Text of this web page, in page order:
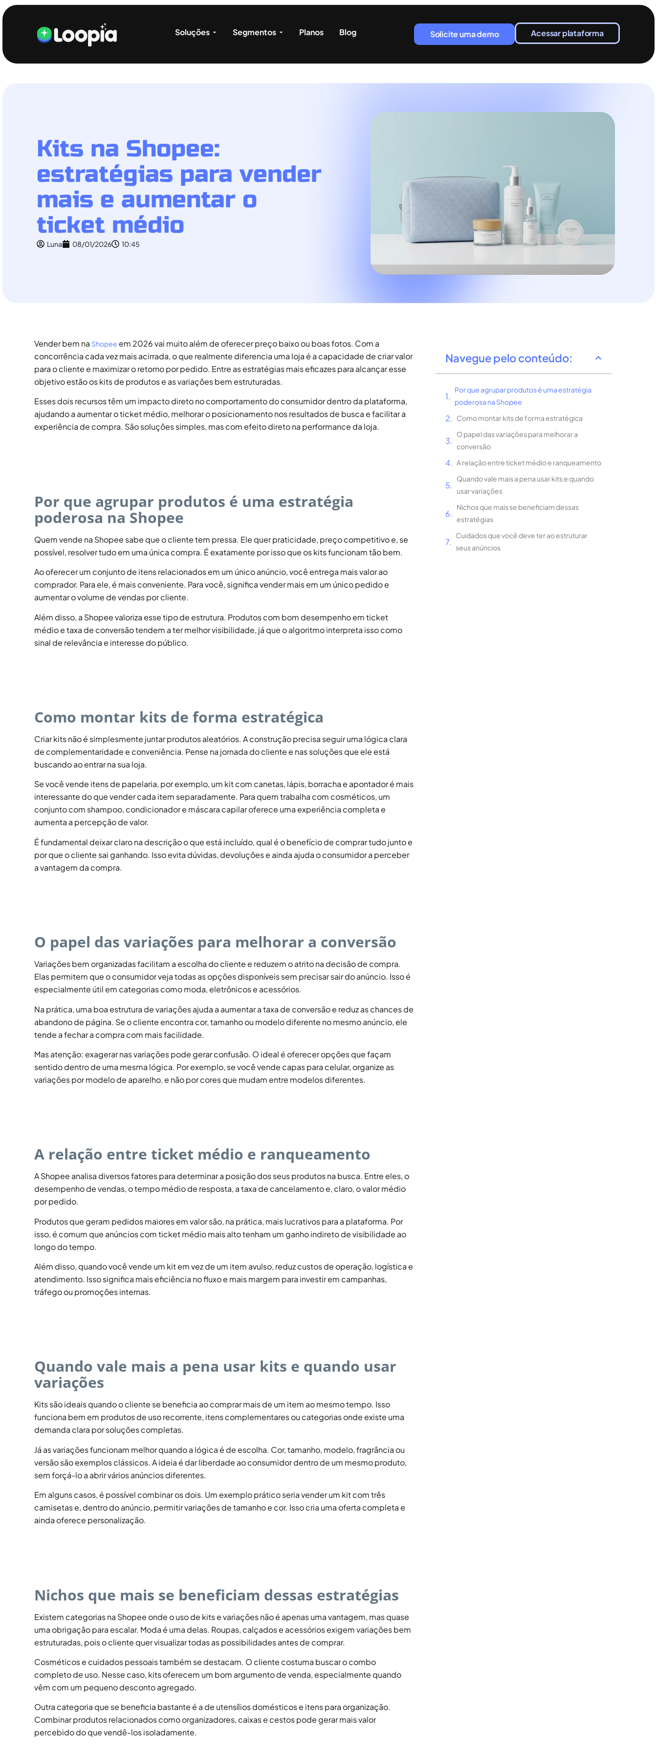
Soluções Segmentos Planos Blog Solicite uma demo Acessar plataforma
Kits na Shopee:
estratégias para vender
mais e aumentar o
ticket médio
Luna 08/01/2026 10:45
Navegue pelo conteúdo:
Por que agrupar produtos é uma estratégia
poderosa na Shopee
Como montar kits de forma estratégica
O papel das variações para melhorar a
conversão
A relação entre ticket médio e ranqueamento
Quando vale mais a pena usar kits e quando
usar variações
Nichos que mais se beneficiam dessas
estratégias
Cuidados que você deve ter ao estruturar
seus anúncios
Vender bem na Shopee em 2026 vai muito além de oferecer preço baixo ou boas fotos. Com a
concorrência cada vez mais acirrada, o que realmente diferencia uma loja é a capacidade de criar valor
para o cliente e maximizar o retorno por pedido. Entre as estratégias mais eficazes para alcançar esse
objetivo estão os kits de produtos e as variações bem estruturadas.
Esses dois recursos têm um impacto direto no comportamento do consumidor dentro da plataforma,
ajudando a aumentar o ticket médio, melhorar o posicionamento nos resultados de busca e facilitar a
experiência de compra. São soluções simples, mas com efeito direto na performance da loja.
Por que agrupar produtos é uma estratégia
poderosa na Shopee
Quem vende na Shopee sabe que o cliente tem pressa. Ele quer praticidade, preço competitivo e, se
possível, resolver tudo em uma única compra. É exatamente por isso que os kits funcionam tão bem.
Ao oferecer um conjunto de itens relacionados em um único anúncio, você entrega mais valor ao
comprador. Para ele, é mais conveniente. Para você, significa vender mais em um único pedido e
aumentar o volume de vendas por cliente.
Além disso, a Shopee valoriza esse tipo de estrutura. Produtos com bom desempenho em ticket
médio e taxa de conversão tendem a ter melhor visibilidade, já que o algoritmo interpreta isso como
sinal de relevância e interesse do público.
Como montar kits de forma estratégica
Criar kits não é simplesmente juntar produtos aleatórios. A construção precisa seguir uma lógica clara
de complementaridade e conveniência. Pense na jornada do cliente e nas soluções que ele está
buscando ao entrar na sua loja.
Se você vende itens de papelaria, por exemplo, um kit com canetas, lápis, borracha e apontador é mais
interessante do que vender cada item separadamente. Para quem trabalha com cosméticos, um
conjunto com shampoo, condicionador e máscara capilar oferece uma experiência completa e
aumenta a percepção de valor.
É fundamental deixar claro na descrição o que está incluído, qual é o benefício de comprar tudo junto e
por que o cliente sai ganhando. Isso evita dúvidas, devoluções e ainda ajuda o consumidor a perceber
a vantagem da compra.
O papel das variações para melhorar a conversão
Variações bem organizadas facilitam a escolha do cliente e reduzem o atrito na decisão de compra.
Elas permitem que o consumidor veja todas as opções disponíveis sem precisar sair do anúncio. Isso é
especialmente útil em categorias como moda, eletrônicos e acessórios.
Na prática, uma boa estrutura de variações ajuda a aumentar a taxa de conversão e reduz as chances de
abandono de página. Se o cliente encontra cor, tamanho ou modelo diferente no mesmo anúncio, ele
tende a fechar a compra com mais facilidade.
Mas atenção: exagerar nas variações pode gerar confusão. O ideal é oferecer opções que façam
sentido dentro de uma mesma lógica. Por exemplo, se você vende capas para celular, organize as
variações por modelo de aparelho, e não por cores que mudam entre modelos diferentes.
A relação entre ticket médio e ranqueamento
A Shopee analisa diversos fatores para determinar a posição dos seus produtos na busca. Entre eles, o
desempenho de vendas, o tempo médio de resposta, a taxa de cancelamento e, claro, o valor médio
por pedido.
Produtos que geram pedidos maiores em valor são, na prática, mais lucrativos para a plataforma. Por
isso, é comum que anúncios com ticket médio mais alto tenham um ganho indireto de visibilidade ao
longo do tempo.
Além disso, quando você vende um kit em vez de um item avulso, reduz custos de operação, logística e
atendimento. Isso significa mais eficiência no fluxo e mais margem para investir em campanhas,
tráfego ou promoções internas.
Quando vale mais a pena usar kits e quando usar
variações
Kits são ideais quando o cliente se beneficia ao comprar mais de um item ao mesmo tempo. Isso
funciona bem em produtos de uso recorrente, itens complementares ou categorias onde existe uma
demanda clara por soluções completas.
Já as variações funcionam melhor quando a lógica é de escolha. Cor, tamanho, modelo, fragrância ou
versão são exemplos clássicos. A ideia é dar liberdade ao consumidor dentro de um mesmo produto,
sem forçá-lo a abrir vários anúncios diferentes.
Em alguns casos, é possível combinar os dois. Um exemplo prático seria vender um kit com três
camisetas e, dentro do anúncio, permitir variações de tamanho e cor. Isso cria uma oferta completa e
ainda oferece personalização.
Nichos que mais se beneficiam dessas estratégias
Existem categorias na Shopee onde o uso de kits e variações não é apenas uma vantagem, mas quase
uma obrigação para escalar. Moda é uma delas. Roupas, calçados e acessórios exigem variações bem
estruturadas, pois o cliente quer visualizar todas as possibilidades antes de comprar.
Cosméticos e cuidados pessoais também se destacam. O cliente costuma buscar o combo
completo de uso. Nesse caso, kits oferecem um bom argumento de venda, especialmente quando
vêm com um pequeno desconto agregado.
Outra categoria que se beneficia bastante é a de utensílios domésticos e itens para organização.
Combinar produtos relacionados como organizadores, caixas e cestos pode gerar mais valor
percebido do que vendê-los isoladamente.